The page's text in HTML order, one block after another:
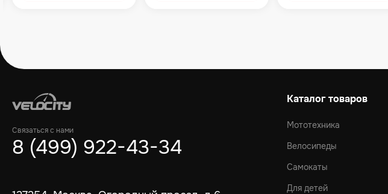
Связаться с нами
8 (499) 922-43-34
Каталог товаров
Мототехника
Велосипеды
Самокаты
Для детей